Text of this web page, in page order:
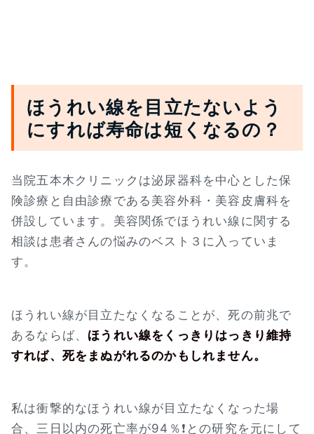
ほうれい線を目立たないよう
にすれば寿命は短くなるの？
当院五本木クリニックは泌尿器科を中心とした保
険診療と自由診療である美容外科・美容皮膚科を
併設しています。美容関係でほうれい線に関する
相談は患者さんの悩みのベスト３に入っていま
す。
ほうれい線が目立たなくなることが、死の前兆で
あるならば、 ほうれい線をくっきりはっきり維持
すれば、死をまぬがれるのかもしれません。
私は衝撃的なほうれい線が目立たなくなった場
合、三日以内の死亡率が94％❗との研究を元にして